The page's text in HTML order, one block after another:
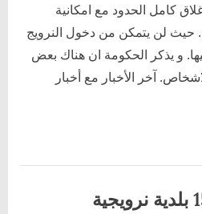
كامل الحدود مع امكانية
. حيث لن يتمكن من دخول النرويج
و يذكر الحكومة ان هناك بعض
آخر الأخبار مع أخبار